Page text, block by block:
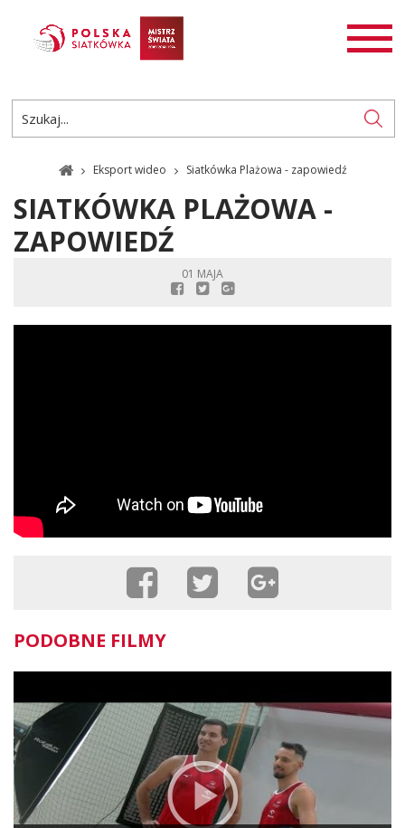
AKTUALNOŚCI
ROZGRYWKI
PL EN
Eksport wideo Siatkówka Plażowa - zapowiedź
SIATKÓWKA PLAŻOWA -
ZAPOWIEDŹ
01 MAJA
PODOBNE FILMY